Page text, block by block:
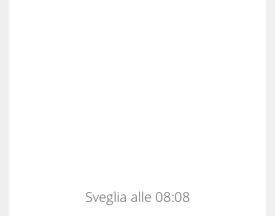
Sveglia alle 08:08